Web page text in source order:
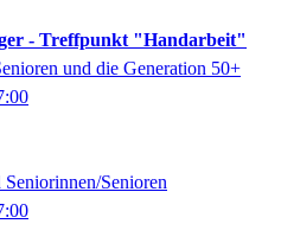
- Treffpunkt "Handarbeit"
und die Generation 50+
Senioren